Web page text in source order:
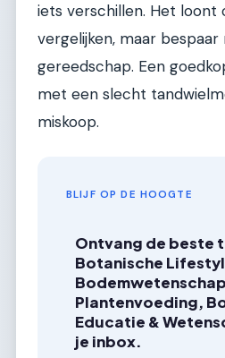
iets verschillen. Het loont
vergelijken, maar
gereedschap. Een
met een slecht
miskoop.
BLIJF OP DE HOOGTE
Ontvang de beste
Botanische
Plantenvoeding,
Educatie &
je inbox.